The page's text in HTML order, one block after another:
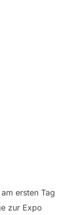
ersten Tag
zur Expo